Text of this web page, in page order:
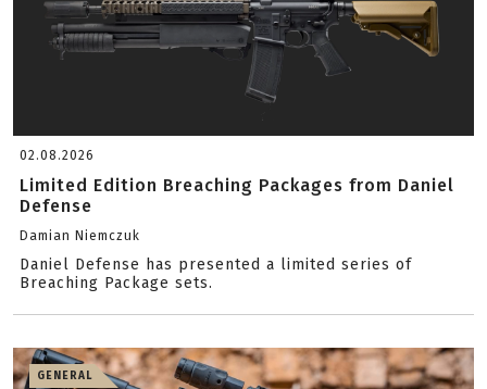
02.08.2026
Limited Edition Breaching Packages from Daniel
Defense
Damian Niemczuk
Daniel Defense has presented a limited series of
Breaching Package sets.
GENERAL